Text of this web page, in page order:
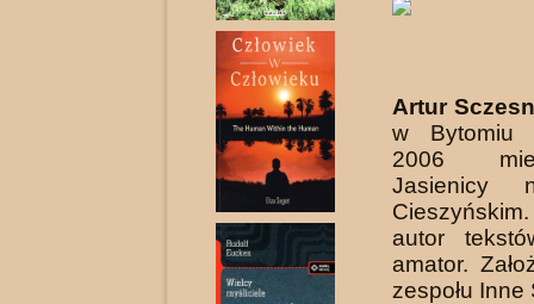
Artur
w Bytomiu
2006
Jasienicy
autor
amator.
zespołu Inne